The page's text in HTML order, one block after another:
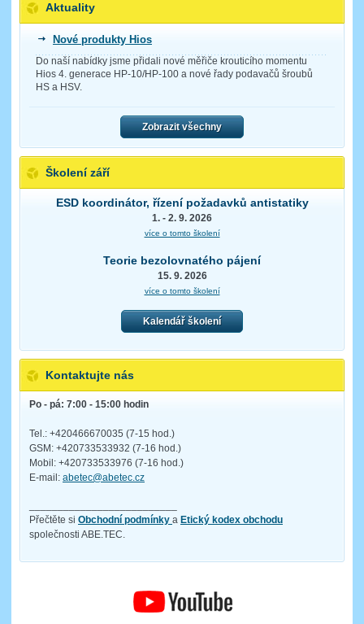
Aktuality
Nové produkty Hios
Do naší nabídky jsme přidali nové měřiče krouticího momentu
Hios 4. generace HP-10/HP-100 a nové řady podavačů šroubů
HS a HSV.
Zobrazit všechny
Školení září
ESD koordinátor, řízení požadavků antistatiky
1. - 2. 9. 2026
více o tomto školení
Teorie bezolovnatého pájení
15. 9. 2026
více o tomto školení
Kalendář školení
Kontaktujte nás
Po - pá: 7:00 - 15:00 hodin
Tel.: +420466670035 (7-15 hod.)
GSM: +420733533932 (7-16 hod.)
Mobil: +420733533976 (7-16 hod.)
E-mail: abetec@abetec.cz
Přečtěte si Obchodní podmínky a Etický kodex obchodu
společnosti ABE.TEC.